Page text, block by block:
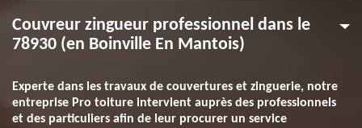
Couvreur zingueur professionnel dans le
78930 (en Boinville En Mantois)
Experte dans les travaux de couvertures et zinguerie, notre
entreprise Pro toiture intervient auprès des professionnels
et des particuliers afin de leur procurer un service